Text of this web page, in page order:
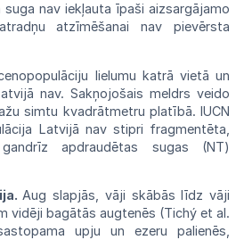
suga nav iekļauta īpaši aizsargājamo
atradņu atzīmēšanainavpievērsta
lielumu katrā vietā un
nav. Sakņojošais meldrs veido
simtu kvadrātmetru platībā. IUCN
Latvijā nav stipri fragmentēta,
apdraudētas
sugas (NT)
Aug slapjās, vāji skābās līdz vāji
vidēji bagātās augtenēs (Tichý et al.
upju un ezeru palienēs,